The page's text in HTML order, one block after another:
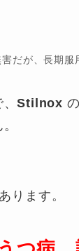
だが、長期服
、Stilnox
ります。